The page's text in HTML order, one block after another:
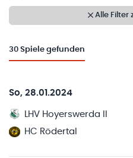
Alle Filter
30 Spiele gefunden
So, 28.01.2024
LHV Hoyerswerda II
HC Rödertal